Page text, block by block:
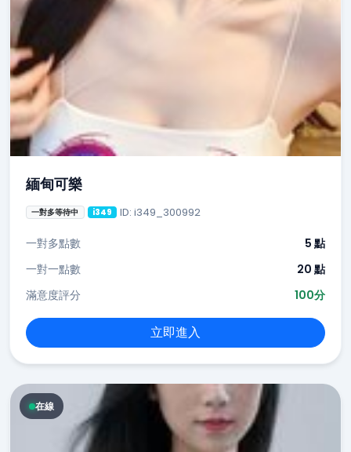
緬甸可樂
一對多等待中 i349 ID: i349_300992
一對多點數
5 點
一對一點數
20 點
滿意度評分
100分
立即進入
在線